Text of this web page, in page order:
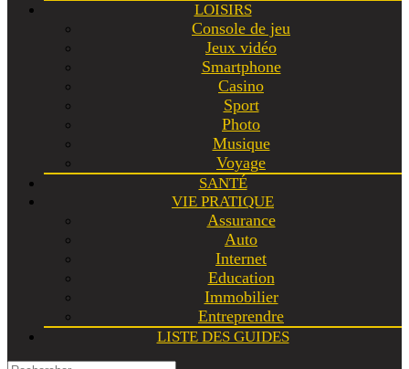
LOISIRS
Console de jeu
Jeux vidéo
Smartphone
Casino
Sport
Photo
Musique
Voyage
SANTÉ
VIE PRATIQUE
Assurance
Auto
Internet
Education
Immobilier
Entreprendre
LISTE DES GUIDES